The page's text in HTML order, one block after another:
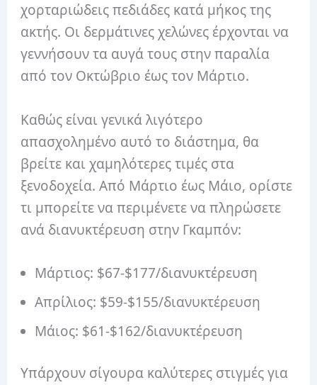
χορταριώδεις πεδιάδες κατά μήκος της
ακτής. Οι δερμάτινες χελώνες έρχονται να
γεννήσουν τα αυγά τους στην παραλία
από τον Οκτώβριο έως τον Μάρτιο.
Καθώς είναι γενικά λιγότερο
απασχολημένο αυτό το διάστημα, θα
βρείτε και χαμηλότερες τιμές στα
ξενοδοχεία. Από Μάρτιο έως Μάιο, ορίστε
τι μπορείτε να περιμένετε να πληρώσετε
ανά διανυκτέρευση στην Γκαμπόν:
Μάρτιος: $67-$177/διανυκτέρευση
Απρίλιος: $59-$155/διανυκτέρευση
Μάιος: $61-$162/διανυκτέρευση
Υπάρχουν σίγουρα καλύτερες στιγμές για